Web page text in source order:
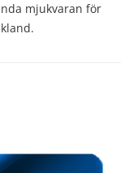
mjukvaran för